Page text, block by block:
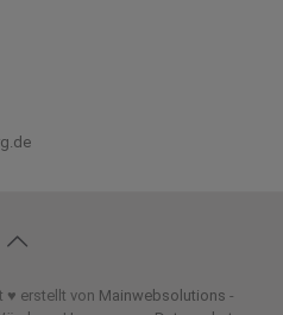
♥ erstellt von Mainwebsolutions -